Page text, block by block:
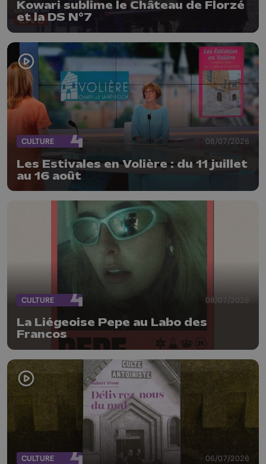
Kowari sublime le Château de Florzé
et la DS N°7
CULTURE 08/07/2026
Les Estivales en Volière : du 11 juillet
au 16 août
CULTURE 08/07/2026
La Liégeoise Pepe au Labo des
Francos
CULTURE 06/07/2026